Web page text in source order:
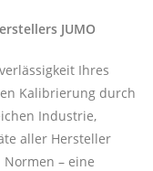
JUMO
Ihres
Kalibrierung durch
Industrie,
aller Hersteller
– eine